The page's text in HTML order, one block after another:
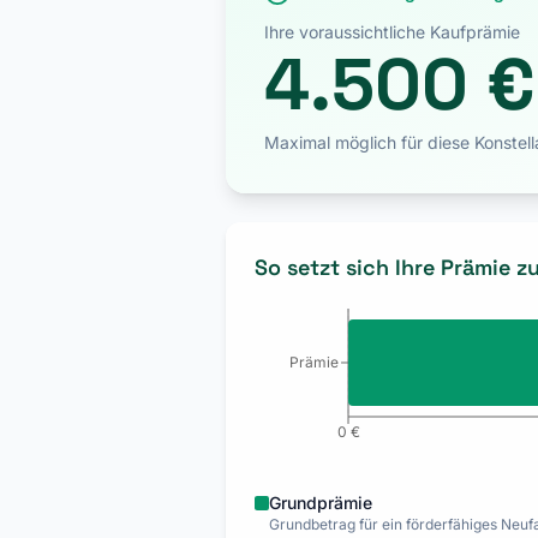
Ihre voraussichtliche Kaufprämie
4.500 €
Maximal möglich für diese
So setzt sich Ihre Prämie
0 €
Prämie
Grundprämie
Grundbetrag für ein förderfähiges